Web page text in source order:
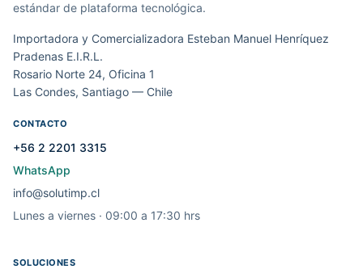
estándar de plataforma tecnológica.
Importadora y Comercializadora Esteban Manuel Henríquez
Pradenas E.I.R.L.
Rosario Norte 24, Oficina 1
Las Condes, Santiago — Chile
CONTACTO
+56 2 2201 3315
WhatsApp
info@solutimp.cl
Lunes a viernes · 09:00 a 17:30 hrs
SOLUCIONES